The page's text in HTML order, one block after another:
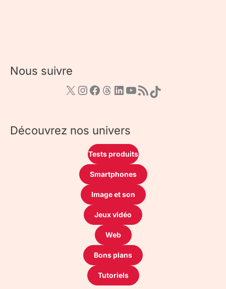
Nous suivre
Découvrez nos univers
Tests produits
Smartphones
Image et son
Jeux vidéo
Web
Bons plans
Tutoriels